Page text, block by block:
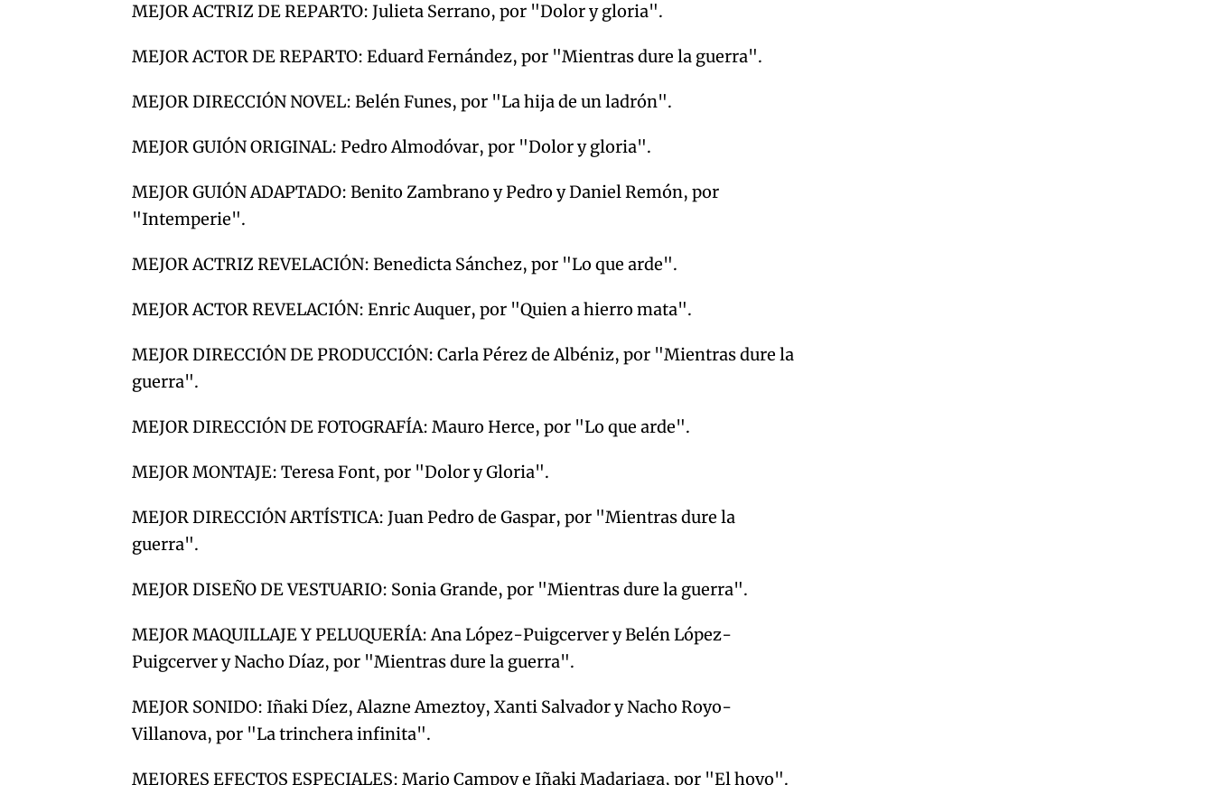
MEJOR ACTRIZ DE REPARTO: Julieta Serrano, por "Dolor y gloria".
MEJOR ACTOR DE REPARTO: Eduard Fernández, por "Mientras dure la guerra".
MEJOR DIRECCIÓN NOVEL: Belén Funes, por "La hija de un ladrón".
MEJOR GUIÓN ORIGINAL: Pedro Almodóvar, por "Dolor y gloria".
MEJOR GUIÓN ADAPTADO: Benito Zambrano y Pedro y Daniel Remón, por
"Intemperie".
MEJOR ACTRIZ REVELACIÓN: Benedicta Sánchez, por "Lo que arde".
MEJOR ACTOR REVELACIÓN: Enric Auquer, por "Quien a hierro mata".
MEJOR DIRECCIÓN DE PRODUCCIÓN: Carla Pérez de Albéniz, por "Mientras dure la
guerra".
MEJOR DIRECCIÓN DE FOTOGRAFÍA: Mauro Herce, por "Lo que arde".
MEJOR MONTAJE: Teresa Font, por "Dolor y Gloria".
MEJOR DIRECCIÓN ARTÍSTICA: Juan Pedro de Gaspar, por "Mientras dure la
guerra".
MEJOR DISEÑO DE VESTUARIO: Sonia Grande, por "Mientras dure la guerra".
MEJOR MAQUILLAJE Y PELUQUERÍA: Ana López-Puigcerver y Belén López-
Puigcerver y Nacho Díaz, por "Mientras dure la guerra".
MEJOR SONIDO: Iñaki Díez, Alazne Ameztoy, Xanti Salvador y Nacho Royo-
Villanova, por "La trinchera infinita".
MEJORES EFECTOS ESPECIALES: Mario Campoy e Iñaki Madariaga, por "El hoyo".